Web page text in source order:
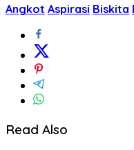
Angkot Aspirasi Biskita
Read Also